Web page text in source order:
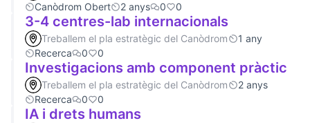
Canòdrom Obert
2 anys 0 0
3-4 centres-lab internacionals
Treballem el pla estratègic del Canòdrom
1 any
Recerca
0 0
Investigacions amb component pràctic
Treballem el pla estratègic del Canòdrom
2 anys
Recerca
0 0
IA i drets humans